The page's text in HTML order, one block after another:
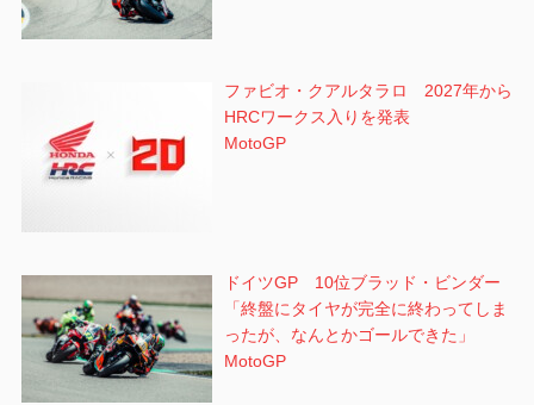
ファビオ・クアルタラロ 2027年から
HRCワークス入りを発表
MotoGP
ドイツGP 10位ブラッド・ビンダー
「終盤にタイヤが完全に終わってしま
ったが、なんとかゴールできた」
MotoGP